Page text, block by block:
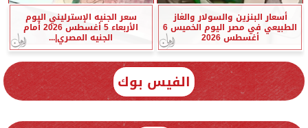
أسعار البنزين والسولار والغاز
الطبيعي في مصر اليوم الخميس 6
أغسطس 2026
سعر الجنيه الإسترليني اليوم
الأربعاء 5 أغسطس 2026 أمام
الجنيه المصري|...
الفيس بوك